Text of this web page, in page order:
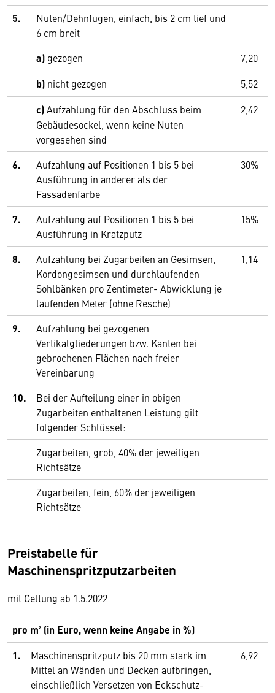
5.
Nuten/Dehnfugen, einfach, bis 2 cm tief und
6 cm breit
a) gezogen 7,20
b) nicht gezogen 5,52
c)Aufzahlung für den Abschluss beim
Gebäudesockel, wenn keine Nuten
vorgesehen sind
2,42
6.
Aufzahlung auf Positionen 1 bis 5 bei
Ausführung in anderer als der
Fassadenfarbe
30%
7.
Aufzahlung auf Positionen 1 bis 5 bei
Ausführung in Kratzputz
15%
8.
Aufzahlung bei Zugarbeiten an Gesimsen,
Kordongesimsen und durchlaufenden
Sohlbänken pro Zentimeter- Abwicklung je
laufenden Meter (ohne Resche)
1,14
9.
Aufzahlung bei gezogenen
Vertikalgliederungen bzw. Kanten bei
gebrochenen Flächen nach freier
Vereinbarung
10.
Bei der Aufteilung einer in obigen
Zugarbeiten enthaltenen Leistung gilt
folgender Schlüssel:
Zugarbeiten, grob, 40% der jeweiligen
Richtsätze
Zugarbeiten, fein, 60% der jeweiligen
Richtsätze
Preistabelle für
Maschinenspritzputzarbeiten
mit Geltung ab 1.5.2022
pro m² (in Euro, wenn keine Angabe in %)
1.
Maschinenspritzputz bis 20 mm stark im
Mittel an Wänden und Decken aufbringen,
einschließlich Versetzen von Eckschutz­
6,92